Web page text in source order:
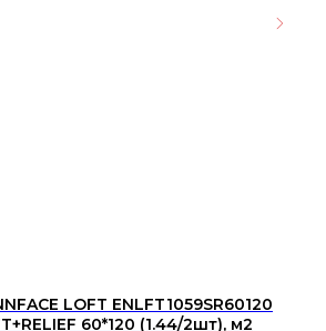
LOFT ENLFT1059SR60120
60*120 (1.44/2шт), м2